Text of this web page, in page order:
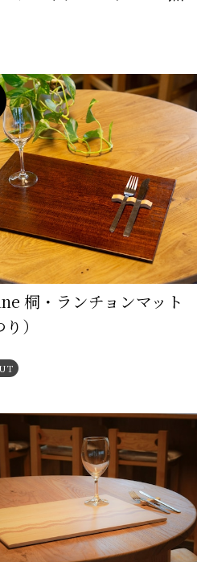
桐・ランチョンマット
）